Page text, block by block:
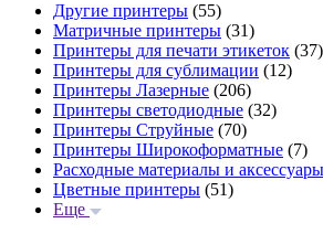
Другие принтеры (55)
Матричные принтеры (31)
Принтеры для печати этикеток (37)
Принтеры для сублимации (12)
Принтеры Лазерные (206)
Принтеры светодиодные (32)
Принтеры Струйные (70)
Принтеры Широкоформатные (7)
Расходные материалы и
Цветные принтеры (51)
Еще